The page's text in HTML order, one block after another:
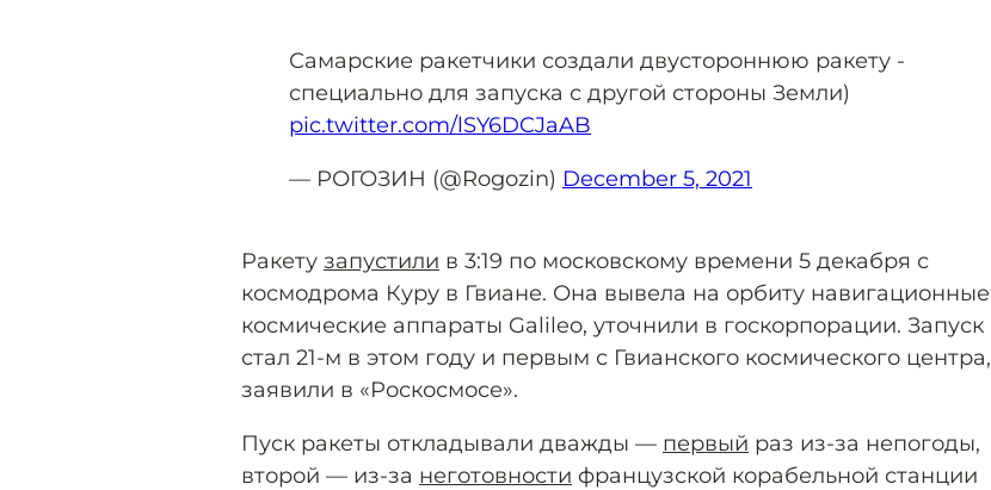
Самарские ракетчики создали двустороннюю ракету -
специально для запуска с другой стороны Земли)
pic.twitter.com/lSY6DCJaAB
— РОГОЗИН (@Rogozin) December 5, 2021
Ракету запустили в 3:19 по московскому времени 5 декабря с
космодрома Куру в Гвиане. Она вывела на орбиту навигационные
космические аппараты Galileo, уточнили в госкорпорации. Запуск
стал 21-м в этом году и первым с Гвианского космического центра,
заявили в «Роскосмосе».
Пуск ракеты откладывали дважды — первый раз из-за непогоды,
второй — из-за неготовности французской корабельной станции